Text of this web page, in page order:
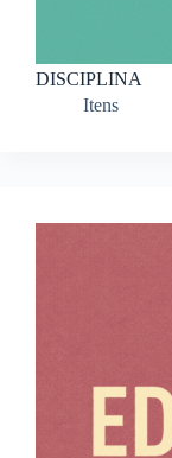
DISCIPLINA
Itens